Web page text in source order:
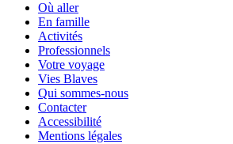
Où aller
En famille
Activités
Professionnels
Votre voyage
Vies Blaves
Qui sommes-nous
Contacter
Accessibilité
Mentions légales